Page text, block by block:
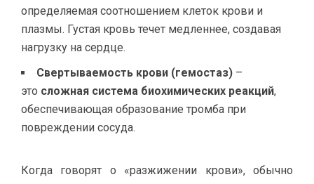
определяемая соотношением клеток крови и
плазмы. Густая кровь течет медленнее, создавая
нагрузку на сердце.
Свертываемость крови (гемостаз) –
это сложная система биохимических реакций,
обеспечивающая образование тромба при
повреждении сосуда.
Когда говорят о «разжижении крови», обычно